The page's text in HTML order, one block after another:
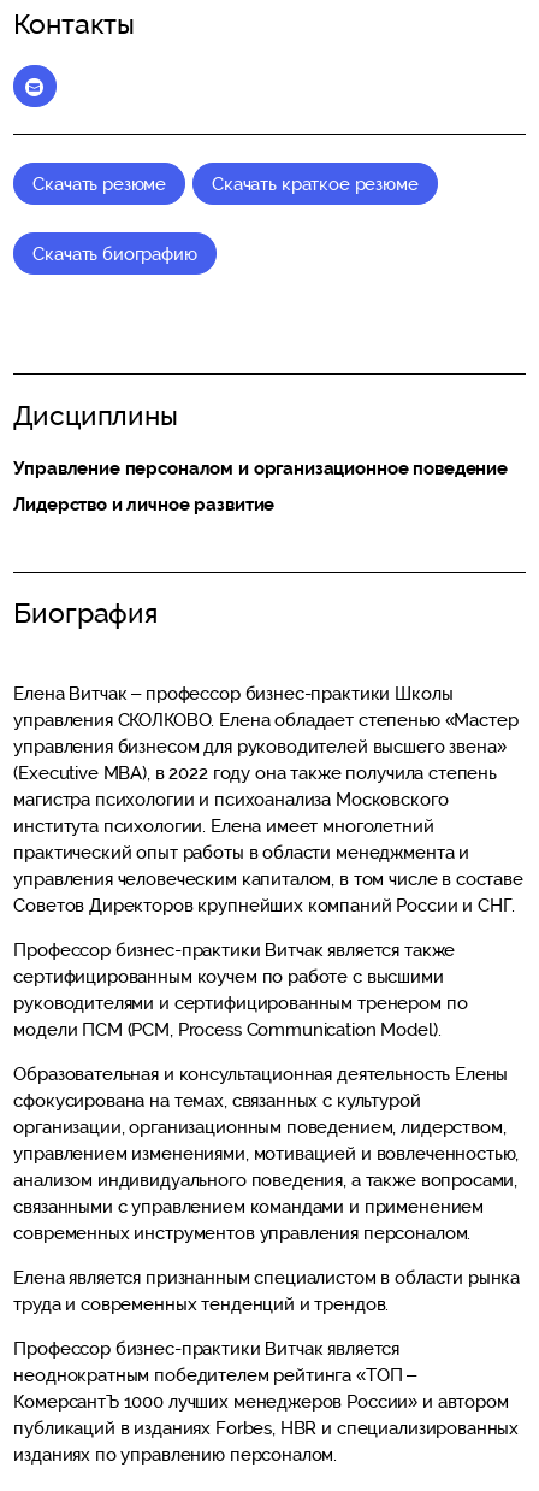
Контакты
Скачать резюме Скачать краткое резюме
Скачать биографию
Дисциплины
Управление персоналом и организационное поведение
Лидерство и личное развитие
Биография
Елена Витчак – профессор бизнес-практики Школы
управления СКОЛКОВО. Елена обладает степенью «Мастер
управления бизнесом для руководителей высшего звена»
(Executive MBA), в 2022 году она также получила степень
магистра психологии и психоанализа Московского
института психологии. Елена имеет многолетний
практический опыт работы в области менеджмента и
управления человеческим капиталом, в том числе в составе
Советов Директоров крупнейших компаний России и СНГ.
Профессор бизнес-практики Витчак является также
сертифицированным коучем по работе с высшими
руководителями и сертифицированным тренером по
модели ПСМ (PCM, Process Communication Model).
Образовательная и консультационная деятельность Елены
сфокусирована на темах, связанных с культурой
организации, организационным поведением, лидерством,
управлением изменениями, мотивацией и вовлеченностью,
анализом индивидуального поведения, а также вопросами,
связанными с управлением командами и применением
современных инструментов управления персоналом.
Елена является признанным специалистом в области рынка
труда и современных тенденций и трендов.
Профессор бизнес-практики Витчак является
неоднократным победителем рейтинга «ТОП –
КомерсантЪ 1000 лучших менеджеров России» и автором
публикаций в изданиях Forbes, HBR и специализированных
изданиях по управлению персоналом.